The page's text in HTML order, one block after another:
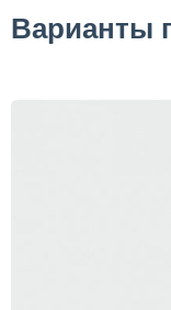
Варианты